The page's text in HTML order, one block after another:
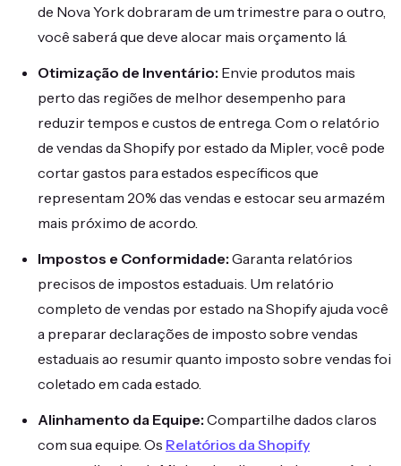
de Nova York dobraram de um trimestre para o outro,
você saberá que deve alocar mais orçamento lá.
Otimização de Inventário: Envie produtos mais
perto das regiões de melhor desempenho para
reduzir tempos e custos de entrega. Com o relatório
de vendas da Shopify por estado da Mipler, você pode
cortar gastos para estados específicos que
representam 20% das vendas e estocar seu armazém
mais próximo de acordo.
Impostos e Conformidade: Garanta relatórios
precisos de impostos estaduais. Um relatório
completo de vendas por estado na Shopify ajuda você
a preparar declarações de imposto sobre vendas
estaduais ao resumir quanto imposto sobre vendas foi
coletado em cada estado.
Alinhamento da Equipe: Compartilhe dados claros
com sua equipe. Os Relatórios da Shopify